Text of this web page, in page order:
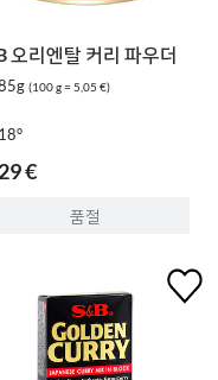
오리엔탈 커리 파우더
(100 g = 5,05 €)
18°
€
품절